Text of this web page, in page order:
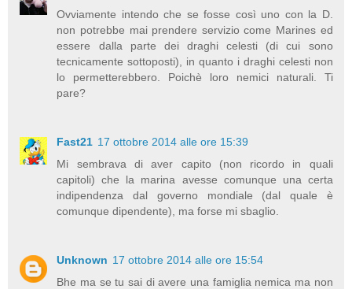
Ovviamente intendo che se fosse così uno con la D.
non potrebbe mai prendere servizio come Marines ed
essere dalla parte dei draghi celesti (di cui sono
tecnicamente sottoposti), in quanto i draghi celesti non
lo permetterebbero. Poichè loro nemici naturali. Ti
pare?
Fast21 17 ottobre 2014 alle ore 15:39
Mi sembrava di aver capito (non ricordo in quali
capitoli) che la marina avesse comunque una certa
indipendenza dal governo mondiale (dal quale è
comunque dipendente), ma forse mi sbaglio.
Unknown 17 ottobre 2014 alle ore 15:54
Bhe ma se tu sai di avere una famiglia nemica ma non